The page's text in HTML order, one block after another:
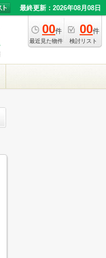
最終更新：2026年08月08日
00件
最近見た物件
00件
検討リスト